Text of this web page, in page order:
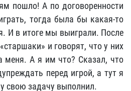
пошло! А по договоренности
тогда была бы какая-то
И в итоге мы выиграли. После
и говорят, что у них
меня. А я им что? Сказал, что
перед игрой, а тут я
свою задачу выполнил.